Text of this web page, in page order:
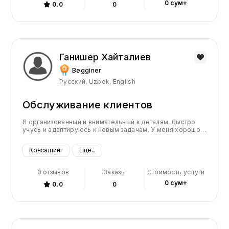
0.0 0 0 сум+
Ганишер Хайталиев
Begginer
Русский, Uzbek, English
Обслуживание клиентов
Я организованный и внимательный к деталям, быстро
учусь и адаптируюсь к новым задачам. У меня хорошо
помочь и поддержать диалог. Я дисциплинирован,
целеустремлён и способен эффективно работать в
идеям и подходам, что позволяет мне находить
нестандартные решения.
Консалтинг Ещё...
0 отзывов
0.0
Заказы
0
Стоимость услуги
0 сум+